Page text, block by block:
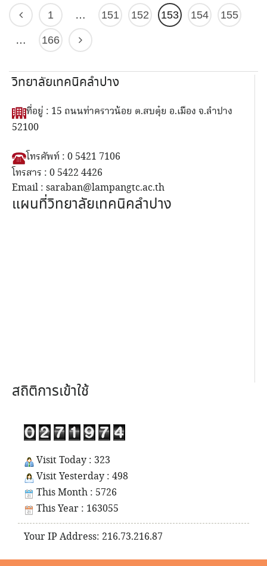
1 … 151 152 153 154 155
… 166
วิทยาลัยเทคนิคลำปาง
ที่อยู่ : 15 ถนนท่าคราวน้อย ต.สบตุ๋ย อ.เมือง จ.ลำปาง
52100
โทรศัพท์ : 0 5421 7106
โทรสาร : 0 5422 4426
Email : saraban@lampangtc.ac.th
แผนที่วิทยาลัยเทคนิคลำปาง
สถิติการเข้าใช้
Visit Today : 323
Visit Yesterday : 498
This Month : 5726
This Year : 163055
Your IP Address: 216.73.216.87